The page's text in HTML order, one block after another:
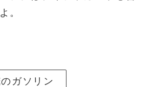
。
ガソリン